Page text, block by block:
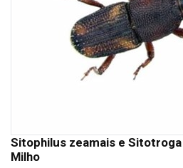
Sitophilus zeamais e
Milho